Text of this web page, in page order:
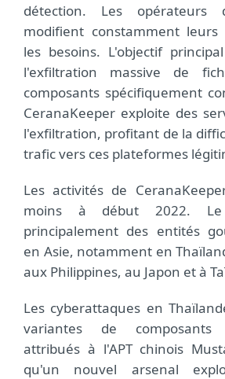
détection. Les opérateurs
modifient constamment leurs
les besoins. L'objectif
l'exfiltration massive de
composants spécifiquement
CeranaKeeper exploite des
l'exfiltration, profitant de la
trafic vers ces plateformes
Les activités de
moins à début 2022.
principalement des entités
en Asie, notamment en
aux Philippines, au Japon et à
Les cyberattaques en
variantes de composants
attribués à l'APT chinois
qu'un nouvel arsenal